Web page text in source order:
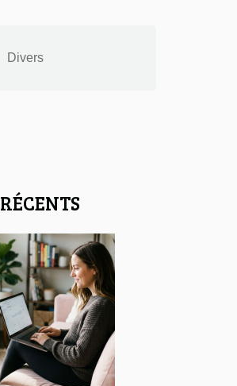
Divers
RÉCENTS